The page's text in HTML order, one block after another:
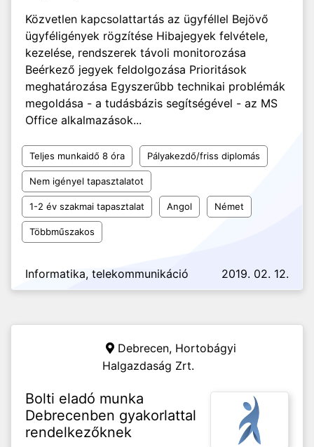
Közvetlen kapcsolattartás az ügyféllel Bejövő
ügyféligények rögzítése Hibajegyek felvétele,
kezelése, rendszerek távoli monitorozása
Beérkező jegyek feldolgozása Prioritások
meghatározása Egyszerűbb technikai problémák
megoldása - a tudásbázis segítségével - az MS
Office alkalmazások...
Teljes munkaidő 8 óra Pályakezdő/friss diplomás
Nem igényel tapasztalatot
1-2 év szakmai tapasztalat Angol Német
Többműszakos
Informatika, telekommunikáció 2019. 02. 12.
Debrecen, Hortobágyi
Halgazdaság Zrt.
Bolti eladó munka
Debrecenben gyakorlattal
rendelkezőknek